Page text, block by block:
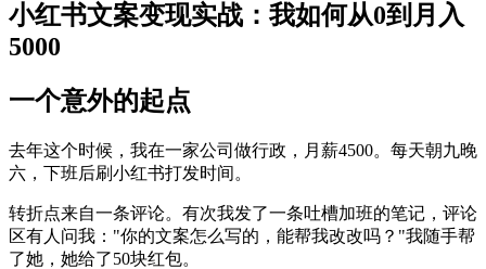
小红书文案变现实战：我如何从0到月入
5000
一个意外的起点
去年这个时候，我在一家公司做行政，月薪4500。每天朝九晚
六，下班后刷小红书打发时间。
转折点来自一条评论。有次我发了一条吐槽加班的笔记，评论
区有人问我："你的文案怎么写的，能帮我改改吗？"我随手帮
了她，她给了50块红包。